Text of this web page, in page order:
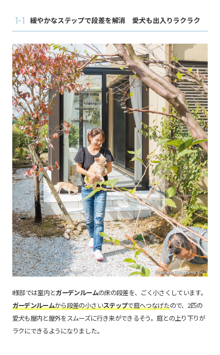
1-1 緩やかなステップで段差を解消 愛犬も出入りラクラク
I様邸では室内とガーデンルームの床の段差を、ごく小さくしています。
ガーデンルームから段差の小さいステップで庭へつなげたので、2匹の
愛犬も屋内と屋外をスムーズに行き来ができるそう。庭との上り下りが
ラクにできるようになりました。